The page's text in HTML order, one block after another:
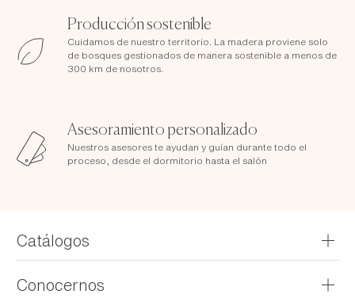
Producción sostenible
Cuidamos de nuestro territorio. La madera proviene solo
de bosques gestionados de manera sostenible a menos de
300 km de nosotros.
Asesoramiento personalizado
Nuestros asesores te ayudan y guían durante todo el
proceso, desde el dormitorio hasta el salón
Catálogos
Conocernos